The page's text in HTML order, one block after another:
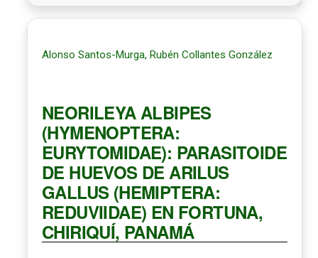
Alonso Santos-Murga, Rubén Collantes González
NEORILEYA ALBIPES
(HYMENOPTERA:
EURYTOMIDAE): PARASITOIDE
DE HUEVOS DE ARILUS
GALLUS (HEMIPTERA:
REDUVIIDAE) EN FORTUNA,
CHIRIQUÍ, PANAMÁ